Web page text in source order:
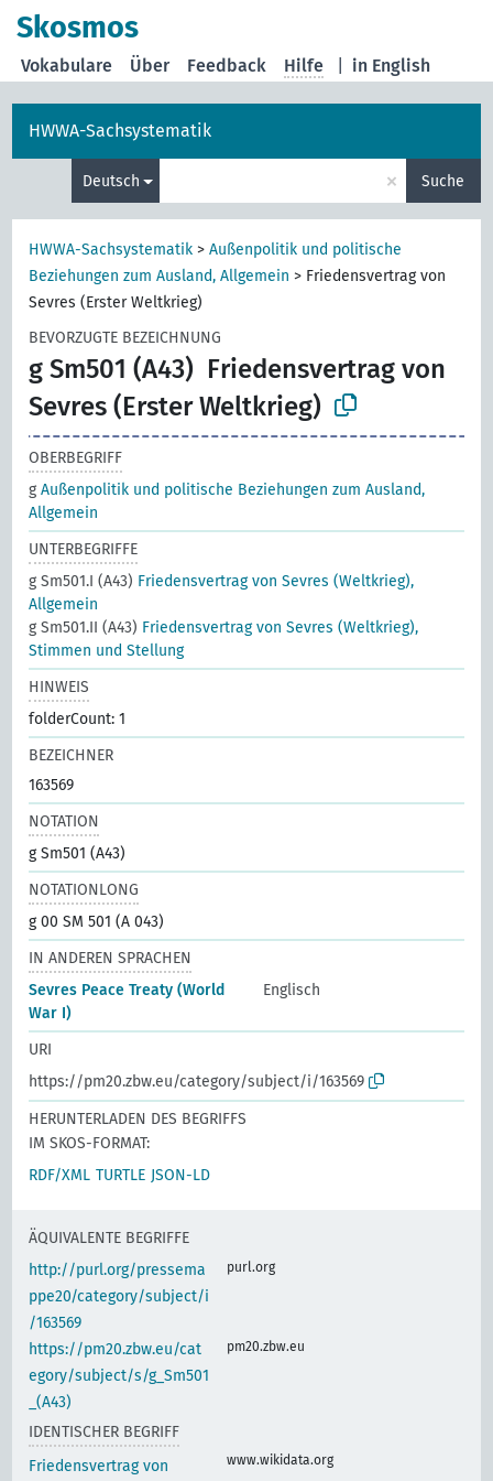
Skosmos
in English
Vokabulare Über Feedback Hilfe
HWWA-Sachsystematik
Deutsch × Suche
HWWA-Sachsystematik >Außenpolitik und politische
Beziehungen zum Ausland, Allgemein > Friedensvertrag von
Sevres (Erster Weltkrieg)
BEVORZUGTE BEZEICHNUNG
g Sm501 (A43) Friedensvertrag von
Sevres (Erster Weltkrieg)
OBERBEGRIFF
gAußenpolitik und politische Beziehungen zum Ausland,
Allgemein
UNTERBEGRIFFE
g Sm501.I (A43) Friedensvertrag von Sevres (Weltkrieg),
Allgemein
g Sm501.II (A43) Friedensvertrag von Sevres (Weltkrieg),
Stimmen und Stellung
HINWEIS
folderCount: 1
BEZEICHNER
163569
NOTATION
g Sm501 (A43)
NOTATIONLONG
g 00 SM 501 (A 043)
IN ANDEREN SPRACHEN
Sevres Peace Treaty (World
War I)
Englisch
URI
https://pm20.zbw.eu/category/subject/i/163569
HERUNTERLADEN DES BEGRIFFS
IM SKOS-FORMAT:
RDF/XML TURTLE JSON-LD
ÄQUIVALENTE BEGRIFFE
http://purl.org/pressema
ppe20/category/subject/i
/163569
purl.org
https://pm20.zbw.eu/cat
egory/subject/s/g_Sm501
_(A43)
pm20.zbw.eu
IDENTISCHER BEGRIFF
Friedensvertrag von
www.wikidata.org